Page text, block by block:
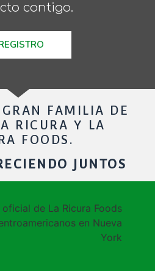
contigo.
FAMILIA DE
RICURA Y LA
FOODS.
JUNTOS